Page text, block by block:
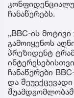
ჩანაწერებს.
„BBC-ის
გამოიყენოს
პრეზიდენტ
ჩანაწერები
და